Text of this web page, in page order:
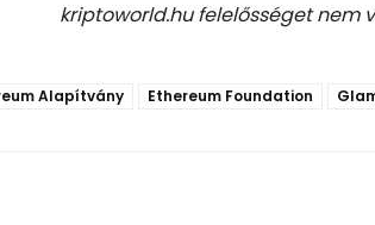
kriptoworld.hu felelősséget nem
Alapítvány Ethereum Foundation